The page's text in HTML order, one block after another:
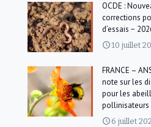
OCDE :
corrections
d’essais −
10 juillet
FRANCE –
note sur les
pour les
pollinisateurs
6 juillet